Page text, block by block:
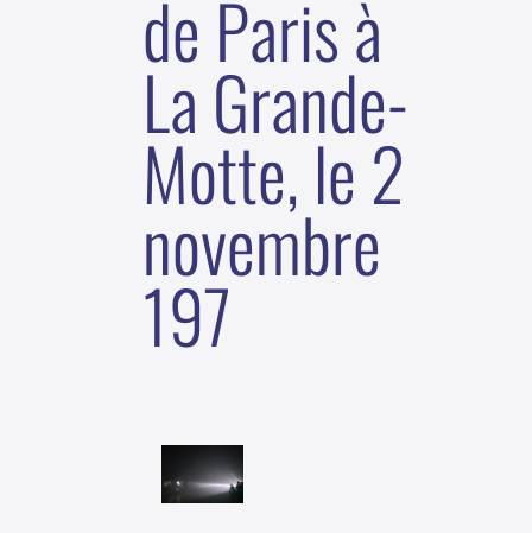
de Paris à
La Grande-
Motte, le 2
novembre
197